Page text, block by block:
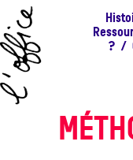
? /